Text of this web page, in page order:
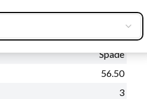
M8
M8x1.25
Spade
56.50
3